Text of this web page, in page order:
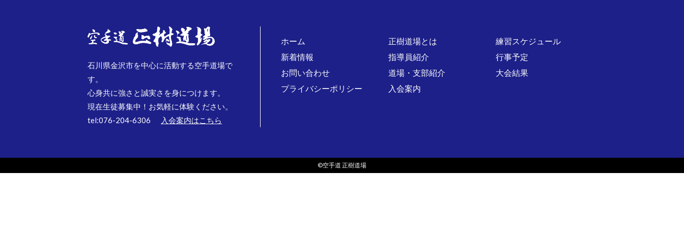
石川県金沢市を中心に活動する空手道場で
す。
心身共に強さと誠実さを身につけます。
現在生徒募集中！お気軽に体験ください。
tel:076-204-6306
入会案内はこちら
ホーム
新着情報
お問い合わせ
プライバシーポリシー
正樹道場とは
指導員紹介
道場・支部紹介
入会案内
練習スケジュール
行事予定
大会結果
©空手道 正樹道場